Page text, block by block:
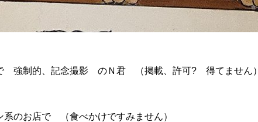
強制的、記念撮影 のＮ君 （掲載、許可? 得てません）
系のお店で （食べかけですみません）